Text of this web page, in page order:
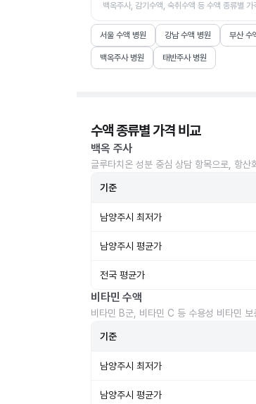
백옥주사, 감기수액, 숙취수액 등 수액 종류별 가
서울 수액 병원 강남 수액 병원 부산 수
백옥주사 병원 태반주사 병원
수액 종류별 가격 비교
백옥 주사
글루타치온 성분 중심 상담 항목으로, 항산
기준
남양주시 최저가
남양주시 평균가
전국 평균가
비타민 수액
비타민 B군, 비타민 C 등 수용성 비타민
기준
남양주시 최저가
남양주시 평균가